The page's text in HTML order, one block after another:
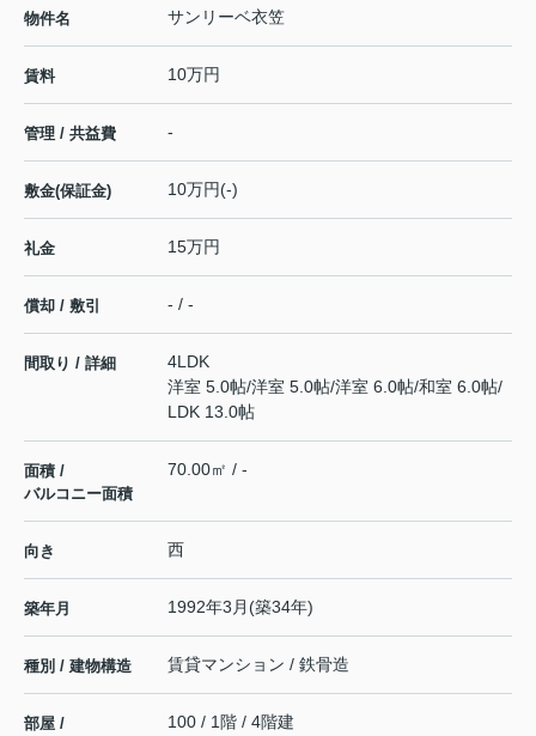
物件名 サンリーベ衣笠
賃料 10万円
管理 / 共益費 -
敷金(保証金) 10万円(-)
礼金 15万円
償却 / 敷引 - / -
間取り / 詳細
4LDK
洋室 5.0帖/洋室 5.0帖/洋室 6.0帖/和室 6.0帖/
LDK 13.0帖
面積 /
バルコニー面積
70.00㎡ / -
向き 西
築年月 1992年3月(築34年)
種別 / 建物構造 賃貸マンション / 鉄骨造
部屋 /
100 / 1階 / 4階建